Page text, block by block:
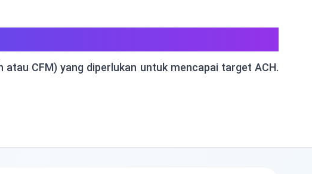
CFM) yang diperlukan untuk mencapai target ACH.